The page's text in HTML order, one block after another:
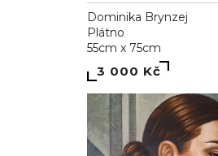
Dominika Brynzej
Plátno
55cm x 75cm
3 000 Kč